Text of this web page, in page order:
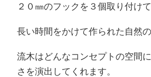
２０㎜のフックを３個取り付けて
長い時間をかけて作られた自然の
流木はどんなコンセプトの空間
さを演出してくれます。